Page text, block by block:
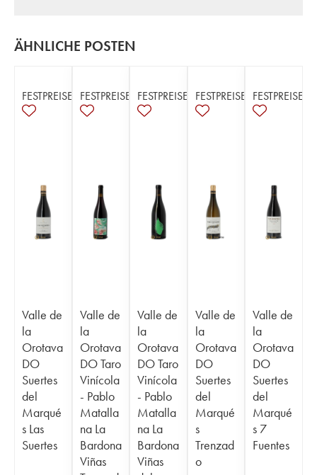
ÄHNLICHE POSTEN
FESTPREISE
Valle de
la
Orotava
DO
Suertes
del
Marqué
s Las
Suertes
FESTPREISE
Valle de
la
Orotava
DO Taro
Vinícola
- Pablo
Matalla
na La
Bardona
Viñas
FESTPREISE
Valle de
la
Orotava
DO Taro
Vinícola
- Pablo
Matalla
na La
Bardona
Viñas
FESTPREISE
Valle de
la
Orotava
DO
Suertes
del
Marqué
s
Trenzad
o
FESTPREISE
Valle de
la
Orotava
DO
Suertes
del
Marqué
s 7
Fuentes